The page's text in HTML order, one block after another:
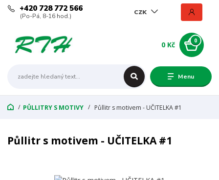
Menu
CZK
+420 728 772 566
(Po-Pá, 8-16 hod.)
0
0 Kč
PŮLLITRY S MOTIVY Půllitr s motivem - UČITELKA #1
Půllitr s motivem - UČITELKA #1